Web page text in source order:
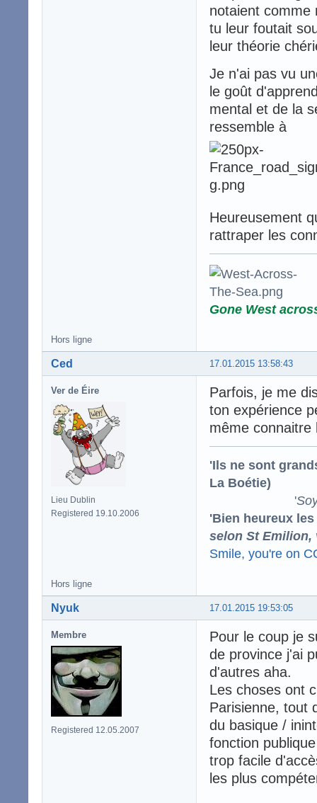
notaient comme
tu leur foutait
leur théorie
Je n'ai pas vu
le goût
mental et de la
ressemble à
Heureusement
rattraper les
Gone West
Hors ligne
17.01.2015 13:58:43
Ced
Ver de Éire
Lieu Dublin
Registered 19.10.2006
Parfois, je me
ton expérience
même
'Ils ne sont
La Boétie)
'
'Bien heureux
selon St Emilion,
Smile, you're on
Hors ligne
17.01.2015 19:53:05
Nyuk
Membre
Registered 12.05.2007
Pour le coup je
de province j'ai
d'autres aha.
Les choses ont
Parisienne, tout
du basique /
fonction
trop facile
les plus